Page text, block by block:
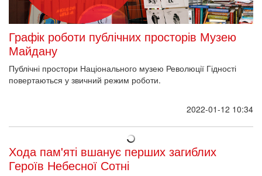
Графік роботи публічних просторів Музею
Майдану
Публічні простори Національного музею Революції Гідності
повертаються у звичний режим роботи.
2022-01-12 10:34
Хода пам'яті вшанує перших загиблих
Героїв Небесної Сотні